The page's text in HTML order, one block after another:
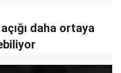
daha ortaya